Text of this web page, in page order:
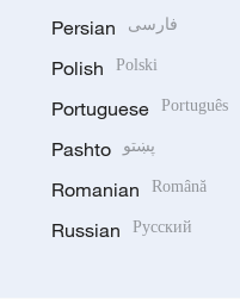
Persian فارسی
Polish Polski
Portuguese Português
Pashto پښتو
Romanian Română
Russian Русский